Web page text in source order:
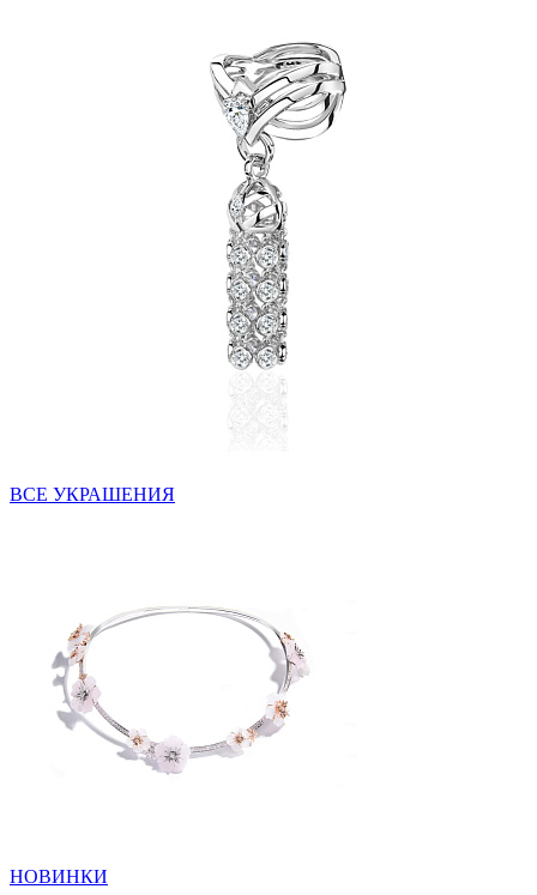
ВСЕ УКРАШЕНИЯ
НОВИНКИ